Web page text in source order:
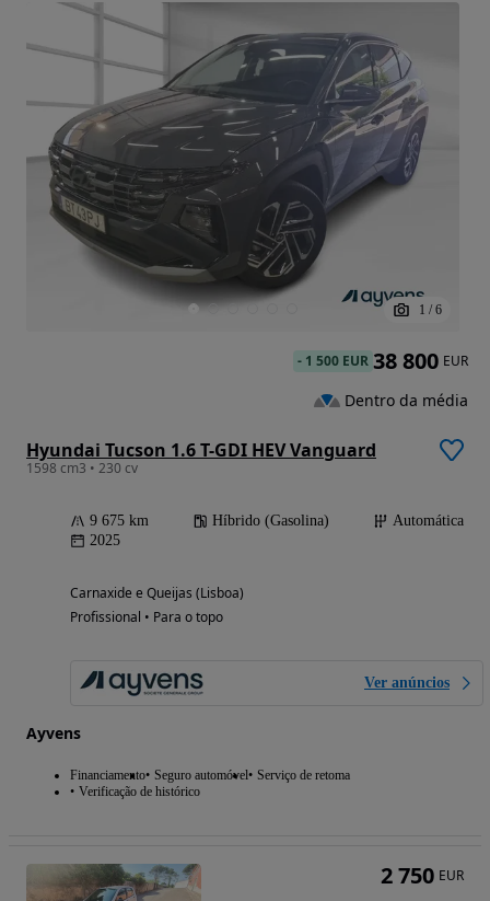
1 / 6
Hyundai Tucson 1.6 T-GDI HEV Vanguard
1598 cm3 • 230 cv
9 675 km Híbrido (Gasolina)
Automática
2025
Carnaxide e Queijas (Lisboa)
Profissional • Para o topo
Ver anúncios
Ayvens
Financiamento Seguro automóvel
Serviço de retoma
Verificação de histórico
- 1 500 EUR 38 800 EUR
Dentro da média
2 750 EUR